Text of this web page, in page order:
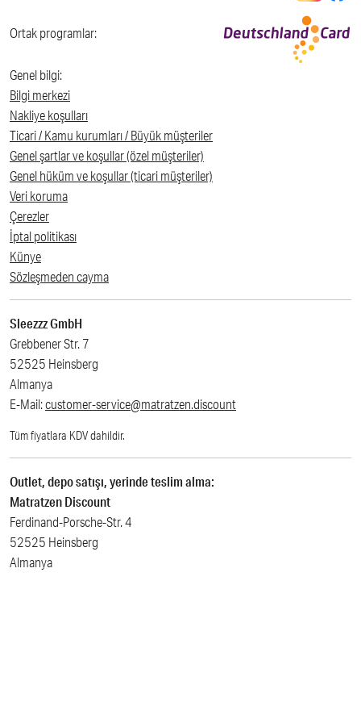
Ortak programlar:
Genel bilgi:
Bilgi merkezi
Nakliye koşulları
Ticari / Kamu kurumları / Büyük müşteriler
Genel şartlar ve koşullar (özel müşteriler)
Genel hüküm ve koşullar (ticari müşteriler)
Veri koruma
Çerezler
İptal politikası
Künye
Sözleşmeden cayma
Sleezzz GmbH
Grebbener Str. 7
52525 Heinsberg
Almanya
E-Mail:customer-service@matratzen.discount
Tüm fiyatlara KDV dahildir.
Outlet, depo satışı, yerinde teslim alma:
Matratzen Discount
Ferdinand-Porsche-Str. 4
52525 Heinsberg
Almanya